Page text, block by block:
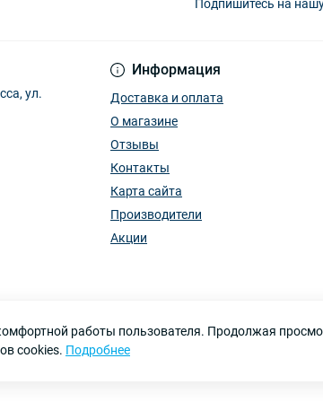
Подпишитесь на
ул.
Информация
Доставка и оплата
О магазине
Отзывы
Контакты
Карта сайта
Производители
Акции
работы пользователя. Продолжая
cookies. Подробнее